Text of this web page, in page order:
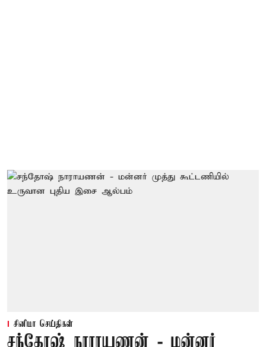
சினிமா செய்திகள்
சந்தோஷ் நாராயணன் - மன்னர்